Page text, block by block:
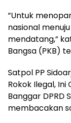
”Untuk
nasional
mendatang,”
Bangsa (PKB)
Satpol PP
Rokok Ilegal,
Banggar DPRD
membacakan